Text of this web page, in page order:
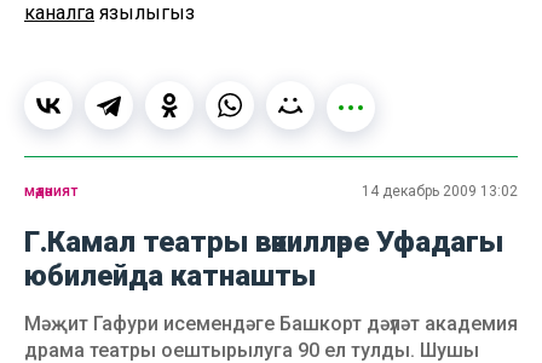
каналга язылыгыз
мәдәният 14 декабрь 2009 13:02
Г.Камал театры вәкилләре Уфадагы
юбилейда катнашты
Мәҗит Гафури исемендәге Башкорт дәүләт академия
драма театры оештырылуга 90 ел тулды. Шушы